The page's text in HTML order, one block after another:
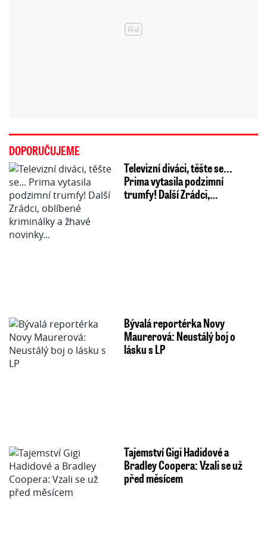
DOPORUČUJEME
Televizní diváci, těšte se...
Prima vytasila podzimní
trumfy! Další Zrádci,…
Bývalá reportérka Novy
Maurerová: Neustálý boj o
lásku s LP
Tajemství Gigi Hadidové a
Bradley Coopera: Vzali se už
před měsícem